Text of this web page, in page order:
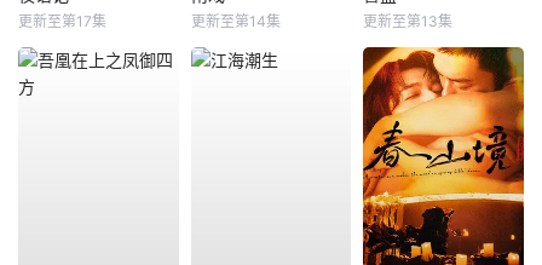
更新至第17集 更新至第14集 更新至第13集